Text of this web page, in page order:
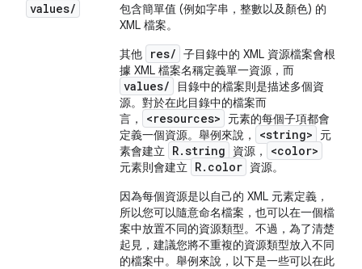
values/
包含簡單值 (例如字串，整數以及顏色) 的
XML 檔案。
其他
res/ 子目錄中的 XML 資源檔案會根
據 XML 檔案名稱定義單一資源，而
values/
目錄中的檔案則是描述多個資
源。對於在此目錄中的檔案而
言，
<resources>
元素的每個子項都會
定義一個資源。舉例來說，
<string>
元
素會建立
R.string 資源， <color>
元素則會建立 R.color 資源。
因為每個資源是以自己的 XML 元素定義，
所以您可以隨意命名檔案，也可以在一個檔
案中放置不同的資源類型。不過，為了清楚
起見，建議您將不重複的資源類型放入不同
的檔案中。舉例來說，以下是一些可以在此